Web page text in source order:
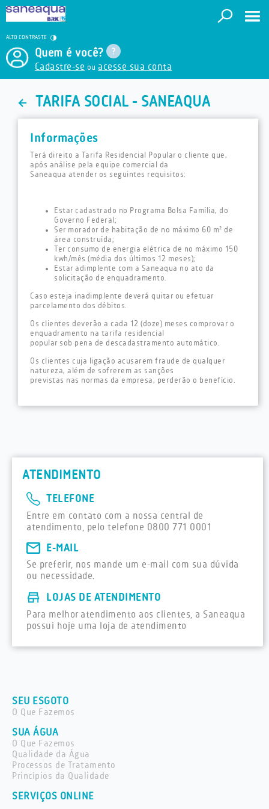
ALTO CONTRASTE
Quem é você?
Cadastre-se ou acesse sua conta
TARIFA SOCIAL - SANEAQUA
Informações
Terá direito a Tarifa Residencial Popular o cliente que,
após análise pela equipe comercial da
Saneaqua atender os seguintes requisitos:
Estar cadastrado no Programa Bolsa Família, do
Governo Federal;
Ser morador de habitação de no máximo 60 m² de
área construída;
Ter consumo de energia elétrica de no máximo 150
kwh/mês (média dos últimos 12 meses);
Estar adimplente com a Saneaqua no ato da
solicitação de enquadramento.
Caso esteja inadimplente deverá quitar ou efetuar
parcelamento dos débitos.
Os clientes deverão a cada 12 (doze) meses comprovar o
enquadramento na tarifa residencial
popular sob pena de descadastramento automático.
Os clientes cuja ligação acusarem fraude de qualquer
natureza, além de sofrerem as sanções
previstas nas normas da empresa, perderão o benefício.
ATENDIMENTO
TELEFONE
Entre em contato com a nossa central de
atendimento, pelo telefone 0800 771 0001
E-MAIL
Se preferir, nos mande um e-mail com sua dúvida
ou necessidade.
LOJAS DE ATENDIMENTO
Para melhor atendimento aos clientes, a Saneaqua
possui hoje uma loja de atendimento
SEU ESGOTO
O Que Fazemos
SUA ÁGUA
O Que Fazemos
Qualidade da Água
Processos de Tratamento
Princípios da Qualidade
SERVIÇOS ONLINE